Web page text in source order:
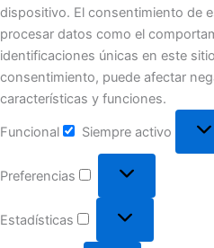
dispositivo. El consentimiento de
procesar datos como el
identificaciones únicas en este
consentimiento, puede afectar
características y funciones.
Funcional Siempre activo
Preferencias
Estadísticas